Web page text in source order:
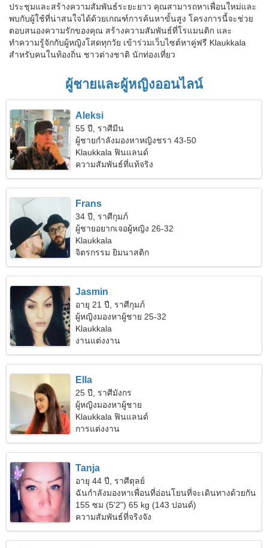
ประชุมและสร้างความสัมพันธ์ระยะยาว คุณสามารถหาเพื่อนใหม่และ
พบกับผู้ใช้ที่น่าสนใจได้ด้วยเกณฑ์การค้นหาขั้นสูง โครงการนี้จะช่วย
ตอบสนองความรักของคุณ สร้างความสัมพันธ์ที่โรแมนติก และ
ทำความรู้จักกับผู้หญิงโสดทุกวัย เข้าร่วมเว็บไซต์หาคู่ฟรี Klaukkala
สำหรับคนในท้องถิ่น ชาวต่างชาติ นักท่องเที่ยว
ผู้ชายและผู้หญิงออนไลน์
Aleksi
55 ปี, ราศีมีน
ผู้ชายกำลังมองหาหญิงชรา 43-50
Klaukkala ฟินแลนด์
ความสัมพันธ์ที่แท้จริง
Frans
34 ปี, ราศีกุมภ์
ผู้ชายอยากเจอผู้หญิง 26-32
Klaukkala
จิตรกรรม ยิมนาสติก
Jasmin
อายุ 21 ปี, ราศีกุมภ์
ผู้หญิงมองหาผู้ชาย 25-32
Klaukkala
งานแต่งงาน
Ella
25 ปี, ราศีมังกร
ผู้หญิงมองหาผู้ชาย
Klaukkala ฟินแลนด์
การแต่งงาน
Tanja
อายุ 44 ปี, ราศีตุลย์
ฉันกำลังมองหาเพื่อนที่อ่อนโยนที่จะเดินทางด้วยกัน
155 ซม (5'2") 65 kg (143 ปอนด์)
ความสัมพันธ์ที่จริงจัง